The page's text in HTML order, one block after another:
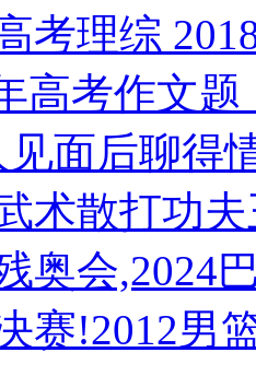
考理综
高考作文
面后聊得
术散打功
奥会,2024
赛!2012男